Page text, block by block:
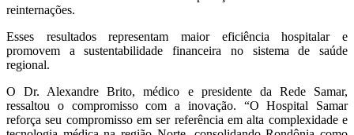
reinternações.
Esses resultados representam maior eficiência hospitalar e
promovem a sustentabilidade financeira no sistema de saúde
regional.
O Dr. Alexandre Brito, médico e presidente da Rede Samar,
ressaltou o compromisso com a inovação. “O Hospital Samar
reforça seu compromisso em ser referência em alta complexidade e